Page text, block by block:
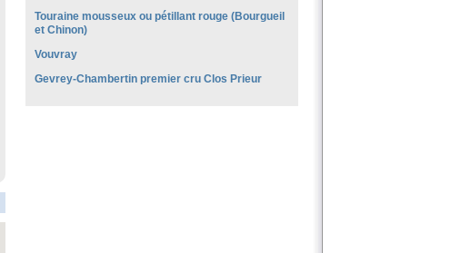
Touraine mousseux ou pétillant rouge (Bourgueil
et Chinon)
Vouvray
Gevrey-Chambertin premier cru Clos Prieur